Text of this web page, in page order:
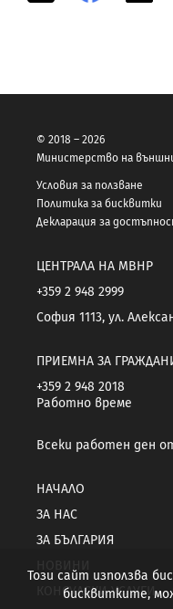
© 2018 – 2026
Министерство на
Условия за ползване
Политика за бисквитки
Декларация за
ЦЕНТРАЛА НА МВНР
+359 2 948 2999
София 1113, ул.
ПРИЕМНА ЗА
+359 2 948 2018
Работно време
Всеки работен ден
НАЧАЛО
ЗА НАС
ЗА БЪЛГАРИЯ
КОНСУЛСКИ УСЛУГИ
Този сайт използва
бисквитките,